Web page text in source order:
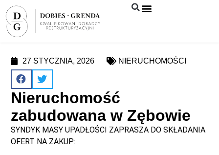
27 STYCZNIA, 2026 NIERUCHOMOŚCI
Nieruchomość
zabudowana w Zębowie
SYNDYK MASY UPADŁOŚCI ZAPRASZA DO SKŁADANIA
OFERT NA ZAKUP: